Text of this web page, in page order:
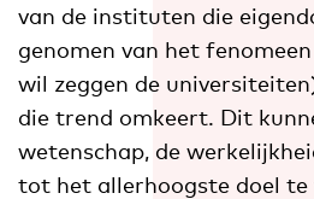
van de instituten die
genomen van het
wil zeggen de
die trend omkeert. Dit
wetenschap, de
tot het allerhoogste doel te